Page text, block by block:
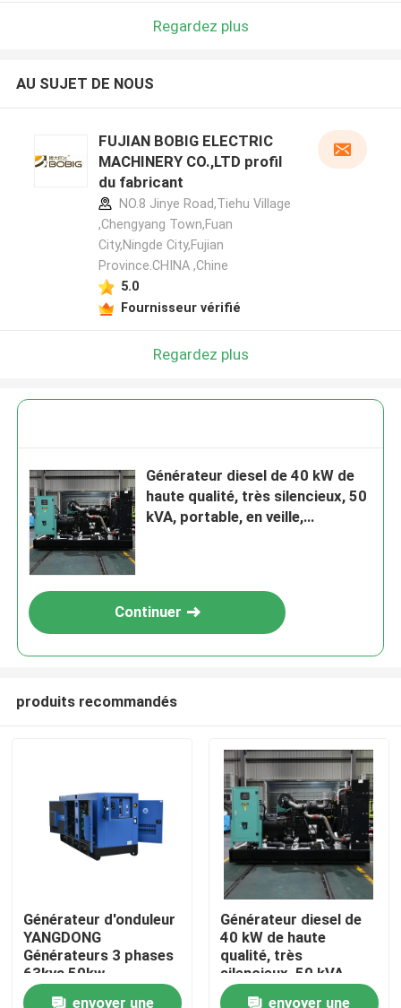
Produits
Vidéos
Regardez plus
AU SUJET DE NOUS
FUJIAN BOBIG ELECTRIC
MACHINERY CO.,LTD profil
du fabricant
NO.8 Jinye Road,Tiehu Village
,Chengyang Town,Fuan
City,Ningde City,Fujian
Province.CHINA ,Chine
5.0
Fournisseur vérifié
Regardez plus
Générateur diesel de 40 kW de
haute qualité, très silencieux, 50
kVA, portable, en veille,
Continuer
produits recommandés
Générateur d'onduleur
YANGDONG
Générateurs 3 phases
63kva 50kw
Générateur diesel
envoyer une
Générateur diesel de
40 kW de haute
qualité, très
silencieux, 50 kVA,
portable, en veille,
envoyer une